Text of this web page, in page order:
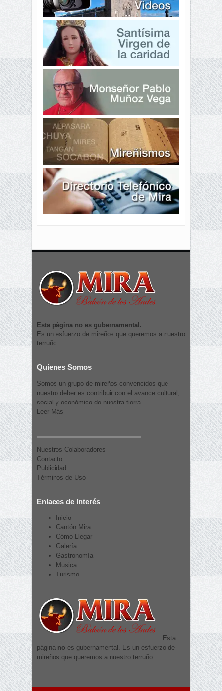
Esta página no es gubernamental.
Es un esfuerzo de mireños que queremos a nuestro
terruño.
Quienes Somos
Somos un grupo de mireños convencidos que
nuestro deber es contribuir con el avance cultural,
social y económico de nuestra tierra.
Leer Más
Nuestros Colaboradores
Contacto
Publicidad
Términos de Uso
Enlaces de Interés
Inicio
Cantón Mira
Cómo Llegar
Galería
Gastronomía
Musica
Turismo
Esta
página no es gubernamental. Es un esfuerzo de
mireños que queremos a nuestro terruño.